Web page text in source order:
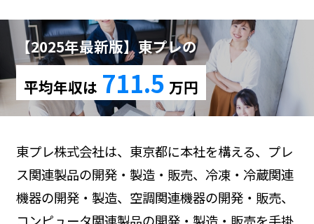
【2025年最新版】東プレの
平均年収は 711.5 万円
東プレ株式会社は、東京都に本社を構える、プレ
ス関連製品の開発・製造・販売、冷凍・冷蔵関連
機器の開発・製造、空調関連機器の開発・販売、